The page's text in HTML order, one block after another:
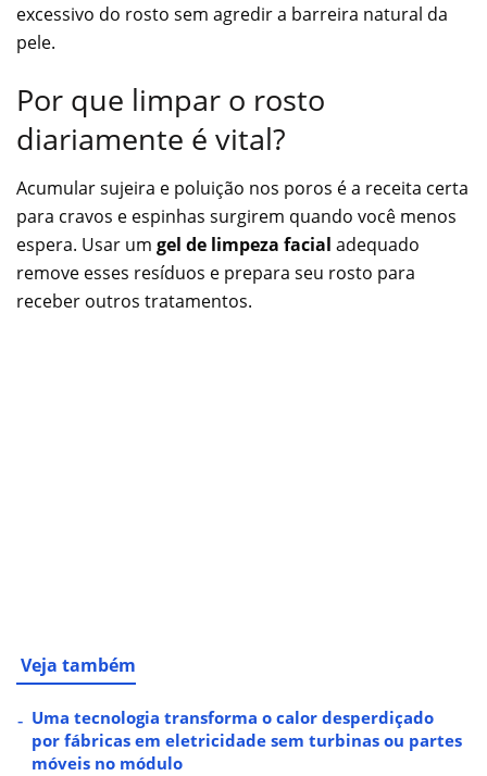
excessivo do rosto sem agredir a barreira natural da
pele.
Por que limpar o rosto
diariamente é vital?
Acumular sujeira e poluição nos poros é a receita certa
para cravos e espinhas surgirem quando você menos
espera. Usar um gel de limpeza facial adequado
remove esses resíduos e prepara seu rosto para
receber outros tratamentos.
Veja também
Uma tecnologia transforma o calor desperdiçado
por fábricas em eletricidade sem turbinas ou partes
móveis no módulo